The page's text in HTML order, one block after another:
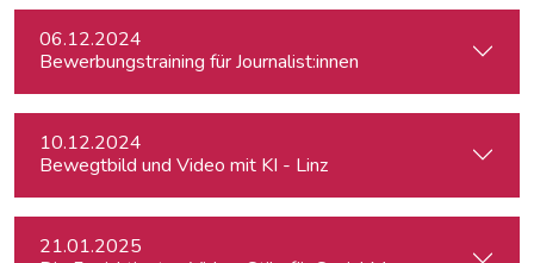
06.12.2024
Bewerbungstraining für Journalist:innen
10.12.2024
Bewegtbild und Video mit KI - Linz
21.01.2025